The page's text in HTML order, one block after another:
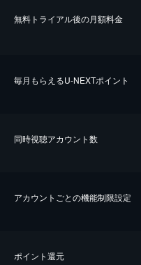
無料トライアル後の⽉額料金
毎⽉もらえるU-NEXTポイント
同時視聴アカウント数
アカウントごとの機能制限設定
ポイント還元